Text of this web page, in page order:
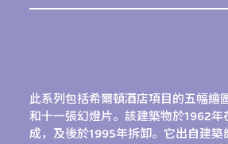
此系列包括希爾頓酒店項目的五幅繪
和十一張幻燈片。該建築物於1962年
成，及後於1995年拆卸。它出自建築